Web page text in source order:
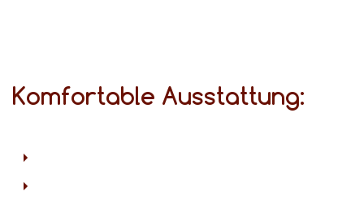
Komfortable Ausstattung: